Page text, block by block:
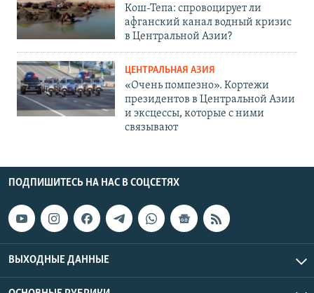
Кош-Тепа: спровоцирует ли
афганский канал водный кризис
в Центральной Азии?
ЦЕНТРАЛЬНАЯ АЗИЯ
«Очень помпезно». Кортежи
президентов в Центральной Азии
и эксцессы, которые с ними
связывают
ПОДПИШИТЕСЬ НА НАС В СОЦСЕТЯХ
ВЫХОДНЫЕ ДАННЫЕ